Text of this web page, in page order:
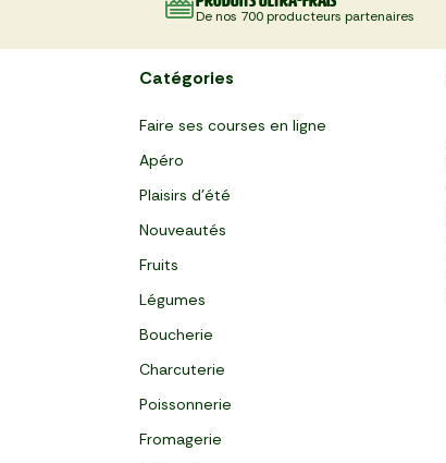
De nos 700 producteurs partenaires
Catégories
Faire ses courses en ligne
Apéro
Plaisirs d'été
Nouveautés
Fruits
Légumes
Boucherie
Charcuterie
Poissonnerie
Fromagerie